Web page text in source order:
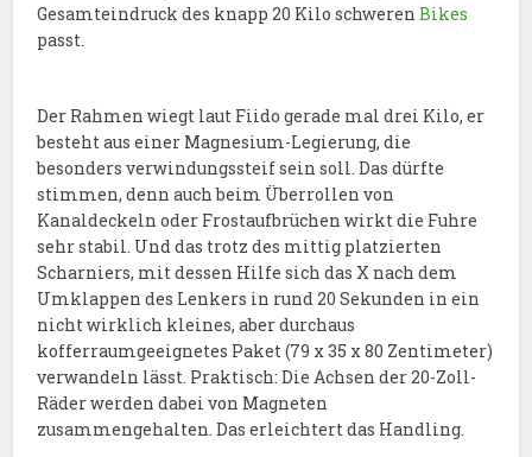
Gesamteindruck des knapp 20 Kilo schwerenBikes
passt.
Der Rahmen wiegt laut Fiido gerade mal drei Kilo, er
besteht aus einer Magnesium-Legierung, die
besonders verwindungssteif sein soll. Das dürfte
stimmen, denn auch beim Überrollen von
Kanaldeckeln oder Frostaufbrüchen wirkt die Fuhre
sehr stabil. Und das trotz des mittig platzierten
Scharniers, mit dessen Hilfe sich das X nach dem
Umklappen des Lenkers in rund 20 Sekunden in ein
nicht wirklich kleines, aber durchaus
kofferraumgeeignetes Paket (79 x 35 x 80 Zentimeter)
verwandeln lässt. Praktisch: Die Achsen der 20-Zoll-
Räder werden dabei von Magneten
zusammengehalten. Das erleichtert das Handling.